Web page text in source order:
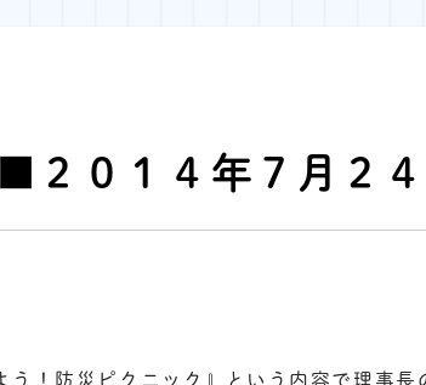
２０１４年７月２
う！防災ピクニック』という内容で理事長